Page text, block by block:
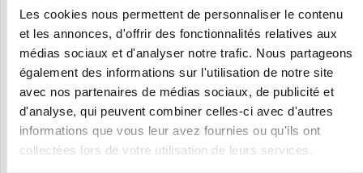
Les cookies nous permettent de personnaliser le contenu
et les annonces, d'offrir des fonctionnalités relatives aux
médias sociaux et d'analyser notre trafic. Nous partageons
également des informations sur l'utilisation de notre site
avec nos partenaires de médias sociaux, de publicité et
d'analyse, qui peuvent combiner celles-ci avec d'autres
informations que vous leur avez fournies ou qu'ils ont
collectées lors de votre utilisation de leurs services.
HPE - ARUBA R2H28A
HPE Aruba AP-505 (RW) – Campus – Point d’accès – Bluetooth,
Wi-Fi 6 – 2,4 GHz, 5 GHz – Montage au plafond Caractéristiques
techniques – Point d’accès Type d’appareil Point d’accès Usage
prévu Intérieur Format / Montage Montage au plafond...